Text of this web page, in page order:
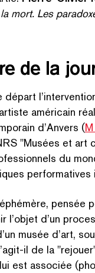
mort. Les
de la
américain
d’Anvers (
"Musées et art
du
per­for­ma­tives
pensée
l’objet d’un
musée d’art,
il de la "
est associée